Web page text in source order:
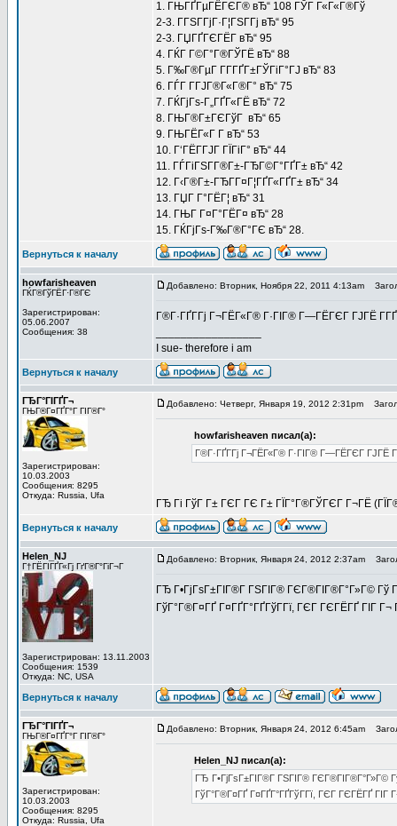
1. ГЊГҐГµГЁГЄГ® вЂ“ 108 ГЎГ Г«Г«Г®Гў
2-3. ГГЅГ­ГјГ·Г¦ГЅГ­Гј вЂ“ 95
2-3. ГЏГҐГЄГЁГ­ вЂ“ 95
4. ГЌГ Г©Г°Г®ГЎГЁ вЂ“ 88
5. Г‰Г®ГµГ Г­Г­ГҐГ±ГЎГіГ°ГЈ вЂ“ 83
6. ГЃГ Г­ГЈГ®Г«Г®Г° вЂ“ 75
7. ГЌГјГѕ-Г„ГҐГ«ГЁ вЂ“ 72
8. ГЊГ®Г±ГЄГўГ вЂ“ 65
9. ГЊГЁГ«Г Г­ вЂ“ 53
10. Г‘ГЁГ­ГЈГ ГЇГіГ° вЂ“ 44
11. ГЃГіГЅГ­Г®Г±-ГЂГ©Г°ГҐГ± вЂ“ 42
12. Г‹Г®Г±-ГЂГ­Г¤Г¦ГҐГ«ГҐГ± вЂ“ 34
13. ГЏГ Г°ГЁГ¦ вЂ“ 31
14. ГЊГ Г¤Г°ГЁГ¤ вЂ“ 28
15. ГЌГјГѕ-Г‰Г®Г°ГЄ вЂ“ 28.
Вернуться к началу
howfarisheaven
ГЌГ®ГўГЁГ·Г®ГЄ
Зарегистрирован:
05.06.2007
Сообщения: 38
Добавлено: Вторник, Ноября 22, 2011 4:13am
Г®Г·ГҐГ­Гј Г¬ГЁГ«Г® Г·ГІГ® Г—ГЁГЄГ ГЈГЁ
I sue- therefore i am
Вернуться к началу
ГЂГ°ГІГҐГ¬
ГЊГ®Г¤ГҐГ°Г ГІГ®Г°
Зарегистрирован:
10.03.2003
Сообщения: 8295
Откуда: Russia, Ufa
Добавлено: Четверг, Января 19, 2012 2:31pm
howfarisheaven писал(а):
Г®Г·ГҐГ­Гј Г¬ГЁГ«Г® Г·ГІГ® Г—ГЁГЄГ ГЈГЁ
ГЂ Гі ГўГ Г± ГЄГ ГЄ Г± ГЇГ°Г®ГЎГЄГ Г¬ГЁ
Вернуться к началу
Helen_NJ
Г†ГЁГІГҐГ«Гј ГґГ®Г°ГіГ¬Г
Зарегистрирован: 13.11.2003
Сообщения: 1539
Откуда: NC, USA
Добавлено: Вторник, Января 24, 2012 2:37am
ГЂ Г•ГјГѕГ±ГІГ®Г­ ГЅГІГ® ГЄГ®ГІГ®Г°Г»Г© Гў
ГўГ°Г®Г¤ГҐ Г¤ГҐГ°ГҐГўГ­Гї, ГЄГ ГЄГЁГҐ ГІГ
Вернуться к началу
ГЂГ°ГІГҐГ¬
ГЊГ®Г¤ГҐГ°Г ГІГ®Г°
Зарегистрирован:
10.03.2003
Сообщения: 8295
Откуда: Russia, Ufa
Добавлено: Вторник, Января 24, 2012 6:45am
Helen_NJ писал(а):
ГЂ Г•ГјГѕГ±ГІГ®Г­ ГЅГІГ® ГЄГ®ГІГ®Г°Г»Г©
ГўГ°Г®Г¤ГҐ Г¤ГҐГ°ГҐГўГ­Гї, ГЄГ ГЄГЁГҐ ГІГ